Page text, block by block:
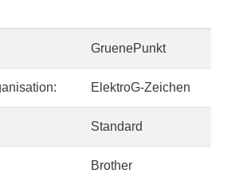
GruenePunkt
ElektroG-Zeichen
Standard
Brother